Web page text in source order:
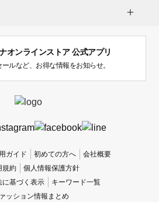
オンラインストア 公式アプリ
ールなど、お得な情報をお知らせ。
ガイド 初めての方へ
会社概要
規約
個人情報保護方針
に基づく表示
キーワード一覧
ッション情報まとめ